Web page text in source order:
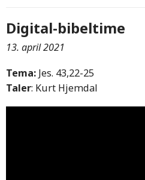
Digital-bibeltime
13. april 2021
Tema: Jes. 43,22-25
Taler: Kurt Hjemdal